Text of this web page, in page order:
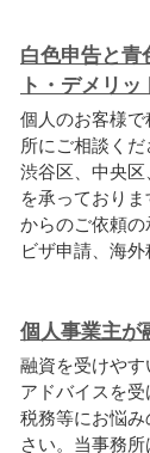
白色申告と青
ト・デメリッ
個人のお客様
所にご相談くだ
渋谷区、中央
を承っておりま
からのご依頼の
ビザ申請、海
個人事業主が
融資を受けやす
アドバイスを
税務等にお悩
さい。当事務所